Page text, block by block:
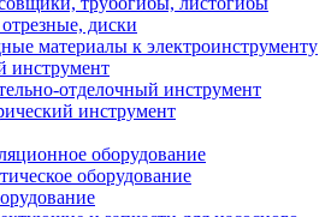
диски
материалы к электроинструменту
инструмент
отделочный инструмент
инструмент
оборудование
оборудование